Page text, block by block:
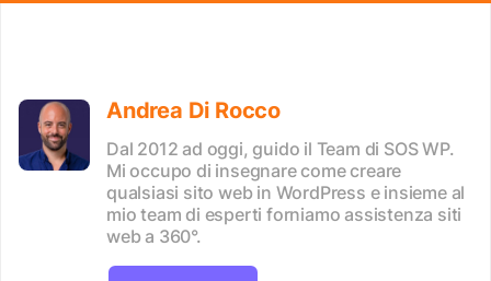
Andrea Di Rocco
Dal 2012 ad oggi, guido il Team di SOS WP.
Mi occupo di insegnare come creare
qualsiasi sito web in WordPress e insieme al
mio team di esperti forniamo assistenza siti
web a 360°.